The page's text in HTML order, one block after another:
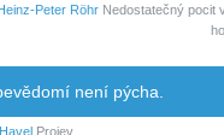
Peter Röhr Nedostatečný pocit
není pýcha.
Projev